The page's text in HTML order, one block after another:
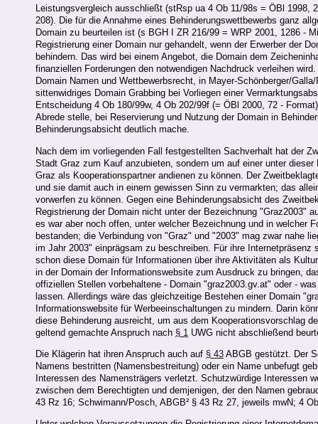
Leistungsvergleich ausschließt (stRsp ua 4 Ob 11/98s = ÖBl 1998,
208). Die für die Annahme eines Behinderungswettbewerbs ganz
Domain zu beurteilen ist (s BGH I ZR 216/99 = WRP 2001, 1286 -
Registrierung einer Domain nur gehandelt, wenn der Erwerber der
behindern. Das wird bei einem Angebot, die Domain dem
finanziellen Forderungen den notwendigen Nachdruck verleihen
Domain Namen und Wettbewerbsrecht, in Mayer-Schönberger/
sittenwidriges Domain Grabbing bei Vorliegen einer
Entscheidung 4 Ob 180/99w, 4 Ob 202/99f (= ÖBl 2000, 72 -
Abrede stelle, bei Reservierung und Nutzung der Domain in
Behinderungsabsicht deutlich mache.
Nach dem im vorliegenden Fall festgestellten Sachverhalt hat der
Stadt Graz zum Kauf anzubieten, sondern um auf einer unter
Graz als Kooperationspartner andienen zu können. Der
und sie damit auch in einem gewissen Sinn zu vermarkten; das
vorwerfen zu können. Gegen eine Behinderungsabsicht des
Registrierung der Domain nicht unter der Bezeichnung "Graz2003"
es war aber noch offen, unter welcher Bezeichnung und in welcher
bestanden; die Verbindung von "Graz" und "2003" mag zwar nahe
im Jahr 2003" einprägsam zu beschreiben. Für ihre
schon diese Domain für Informationen über ihre Aktivitäten als
in der Domain der Informationswebsite zum Ausdruck zu bringen,
offiziellen Stellen vorbehaltene - Domain "graz2003.gv.at" oder -
lassen. Allerdings wäre das gleichzeitige Bestehen einer Domain
Informationswebsite für Werbeeinschaltungen zu mindern. Darin
diese Behinderung ausreicht, um aus dem Kooperationsvorschlag
geltend gemachte Anspruch nach § 1 UWG nicht abschließend
Die Klägerin hat ihren Anspruch auch auf § 43 ABGB gestützt. Der
Namens bestritten (Namensbestreitung) oder ein Name unbefugt
Interessen des Namensträgers verletzt. Schutzwürdige Interessen
zwischen dem Berechtigten und demjenigen, der den Namen
43 Rz 16; Schwimann/Posch, ABGB² § 43 Rz 27, jeweils mwN; 4